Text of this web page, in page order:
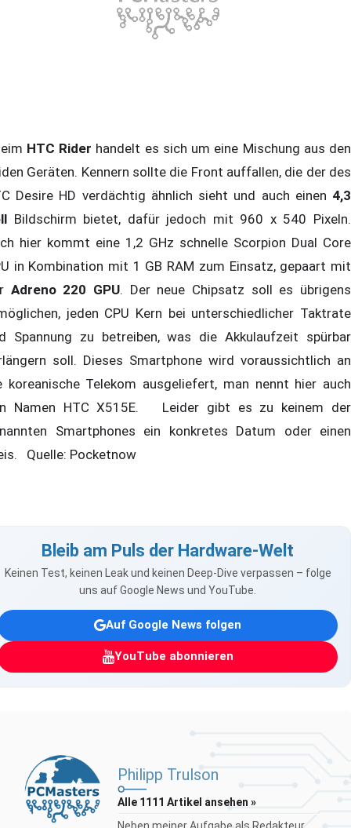
HTC Rider handelt es sich um eine Mischung aus den
Geräten. Kennern sollte die Front auffallen, die der des
Desire HD verdächtig ähnlich sieht und auch einen 4,3
Bildschirm bietet, dafür jedoch mit 960 x 540 Pixeln.
hier kommt eine 1,2 GHz schnelle Scorpion Dual Core
in Kombination mit 1 GB RAM zum Einsatz, gepaart mit
Adreno 220 GPU. Der neue Chipsatz soll es übrigens
jeden CPU Kern bei unterschiedlicher Taktrate
Spannung zu betreiben, was die Akkulaufzeit spürbar
soll. Dieses Smartphone wird voraussichtlich an
koreanische Telekom ausgeliefert, man nennt hier auch
Namen HTC X515E. Leider gibt es zu keinem der
Smartphones ein konkretes Datum oder einen
Quelle: Pocketnow
Bleib am Puls der Hardware-Welt
Keinen Test, keinen Leak und keinen Deep-Dive verpassen – folge
uns auf Google News und YouTube.
Auf Google News folgen
YouTube abonnieren
Philipp Trulson
Alle 1111 Artikel ansehen »